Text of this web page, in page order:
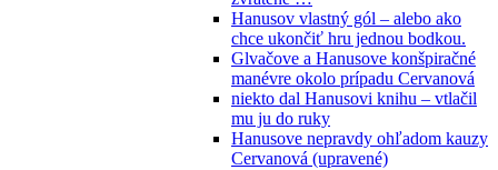
Hanusov vlastný gól – alebo ako
chce ukončiť hru jednou bodkou.
Glvačove a Hanusove konšpiračné
manévre okolo prípadu Cervanová
niekto dal Hanusovi knihu – vtlačil
mu ju do ruky
Hanusove nepravdy ohľadom kauzy
Cervanová (upravené)